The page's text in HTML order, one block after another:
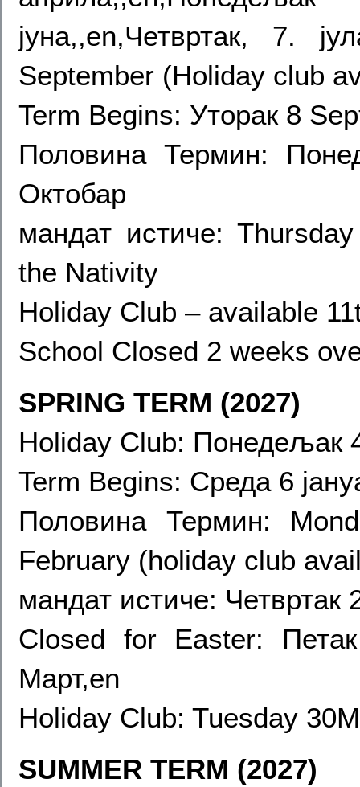
јуна,,en,Четвртак, 7.
September (Holiday club
Term Begins: Уторак 8
Половина Термин:
Октобар
мандат истиче:
the Nativity
Holiday Club – available
School Closed 2 weeks
SPRING TERM (2027)
Holiday Club: Понедељак
Term Begins: Среда 6
Половина Термин:
February (holiday club
мандат истиче: Четвртак
Closed for Easter:
Март,en
Holiday Club: Tuesday
SUMMER TERM (2027)